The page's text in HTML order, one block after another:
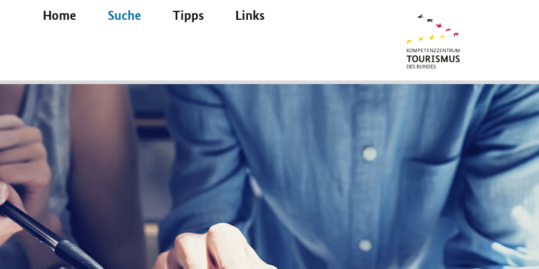
Home Suche (current)Tipps Links